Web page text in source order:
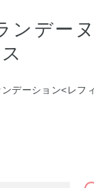
ンデ
デーション<レフ